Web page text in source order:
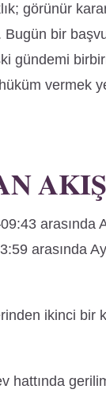
görünür
bir
gündemi
vermek
arasında
ikinci bir
hattında